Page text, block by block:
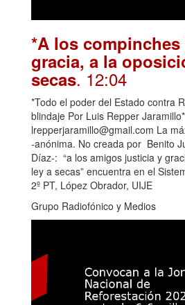
*A los
gracia, a la
secas. 12:04
*Todo el poder del Estado contra
blindaje Por Luis Repper Jaramillo*
lrepperjaramillo@gmail.com La
-anónima. No creada por Benito
Díaz-: “a los amigos justicia y
ley a secas” encuentra en el
2º PT, López Obrador, UIJE
Grupo Radiofónico y Medios